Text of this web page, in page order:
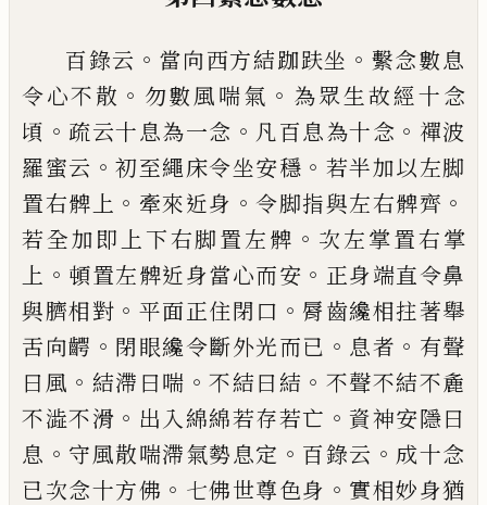
百錄云 。 當向西方結跏趺坐 。 繫念數息
令心不散 。 勿數風喘氣 。 為眾生故經十念
頃 。 疏云十息為一念 。 凡百息為十念 。 禪波
羅蜜云 。 初至繩床令坐安穩 。 若半加以左脚
置右髀 上 。 牽來近身 。 令脚指與左右髀齊 。
若全加即 上下右脚置左髀 。 次左掌置右掌
上 。 頓置左髀近身當心而安 。 正身端直令鼻
與臍相對 。 平面正住閉口 。 脣齒纔相拄著舉
舌向齶 。 閉眼纔令斷外光而已 。 息者 。 有聲
曰風 。 結滯曰喘 。 不結曰結 。 不聲不結不麁
不澁不滑 。 出入綿綿若存若亡 。 資神安隱曰
息 。 守風散喘滯氣勢息定 。 百錄云 。 成十念
已次念十方佛 。 七佛世尊色身 。 實相妙身猶